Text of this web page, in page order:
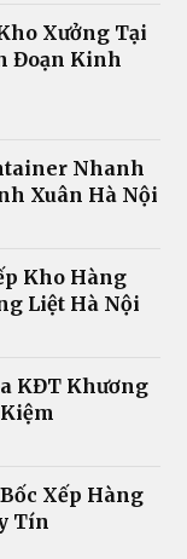
Xưởng Tại
Đoạn Kinh
Nhanh
Xuân Hà Nội
Kho Hàng
Liệt Hà Nội
KĐT Khương
Xếp Hàng
Tín